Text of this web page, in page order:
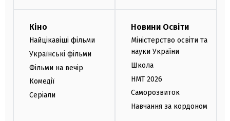
Кіно
Найцікавіші фільми
Українські фільми
Фільми на вечір
Комедії
Серіали
Новини Освіти
Міністерство освіти та
науки України
Школа
НМТ 2026
Саморозвиток
Навчання за кордоном